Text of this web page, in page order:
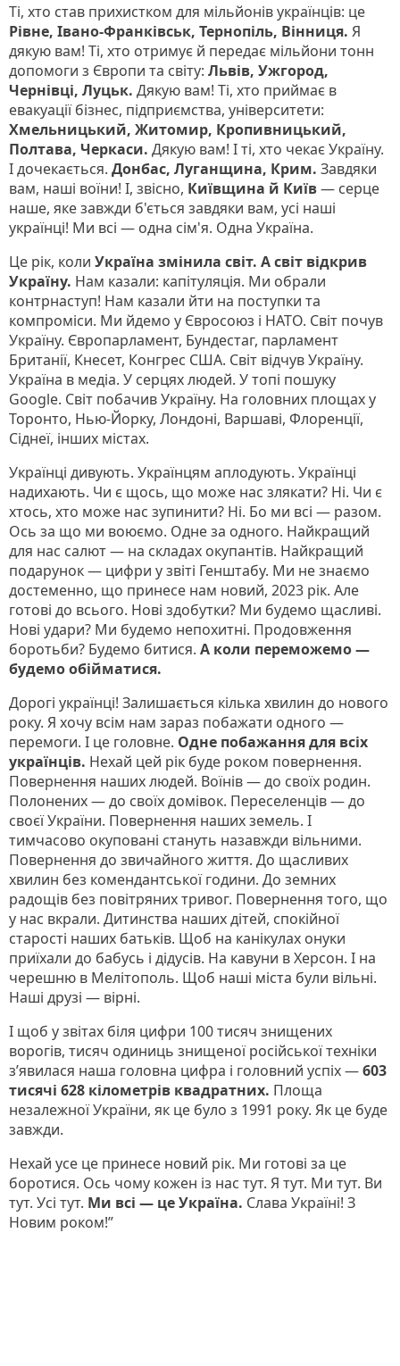
Ті, хто став прихистком для мільйонів українців: це
Рівне, Івано-Франківськ, Тернопіль, Вінниця. Я
дякую вам! Ті, хто отримує й передає мільйони тонн
допомоги з Європи та світу: Львів, Ужгород,
Чернівці, Луцьк. Дякую вам! Ті, хто приймає в
евакуації бізнес, підприємства, університети:
Хмельницький, Житомир, Кропивницький,
Полтава, Черкаси. Дякую вам! І ті, хто чекає Україну.
І дочекається. Донбас, Луганщина, Крим. Завдяки
вам, наші воїни! І, звісно, Київщина й Київ— серце
наше, яке завжди б'ється завдяки вам, усі наші
українці! Ми всі — одна сім'я. Одна Україна.
Це рік, коли Україна змінила світ. А світ відкрив
Україну. Нам казали: капітуляція. Ми обрали
контрнаступ! Нам казали йти на поступки та
компроміси. Ми йдемо у Євросоюз і НАТО. Світ почув
Україну. Європарламент, Бундестаг, парламент
Британії, Кнесет, Конгрес США. Світ відчув Україну.
Україна в медіа. У серцях людей. У топі пошуку
Google. Світ побачив Україну. На головних площах у
Торонто, Нью-Йорку, Лондоні, Варшаві, Флоренції,
Сіднеї, інших містах.
Українці дивують. Українцям аплодують. Українці
надихають. Чи є щось, що може нас злякати? Ні. Чи є
хтось, хто може нас зупинити? Ні. Бо ми всі — разом.
Ось за що ми воюємо. Одне за одного. Найкращий
для нас салют — на складах окупантів. Найкращий
подарунок — цифри у звіті Генштабу. Ми не знаємо
достеменно, що принесе нам новий, 2023 рік. Але
готові до всього. Нові здобутки? Ми будемо щасливі.
Нові удари? Ми будемо непохитні. Продовження
боротьби? Будемо битися. А коли переможемо —
будемо обійматися.
Дорогі українці! Залишається кілька хвилин до нового
року. Я хочу всім нам зараз побажати одного —
перемоги. І це головне. Одне побажання для всіх
українців. Нехай цей рік буде роком повернення.
Повернення наших людей. Воїнів — до своїх родин.
Полонених — до своїх домівок. Переселенців — до
своєї України. Повернення наших земель. І
тимчасово окуповані стануть назавжди вільними.
Повернення до звичайного життя. До щасливих
хвилин без комендантської години. До земних
радощів без повітряних тривог. Повернення того, що
у нас вкрали. Дитинства наших дітей, спокійної
старості наших батьків. Щоб на канікулах онуки
приїхали до бабусь і дідусів. На кавуни в Херсон. І на
черешню в Мелітополь. Щоб наші міста були вільні.
Наші друзі — вірні.
І щоб у звітах біля цифри 100 тисяч знищених
ворогів, тисяч одиниць знищеної російської техніки
з’явилася наша головна цифра і головний успіх —603
тисячі 628 кілометрів квадратних. Площа
незалежної України, як це було з 1991 року. Як це буде
завжди.
Нехай усе це принесе новий рік. Ми готові за це
боротися. Ось чому кожен із нас тут. Я тут. Ми тут. Ви
тут. Усі тут. Ми всі — це Україна. Слава Україні! З
Новим роком!”